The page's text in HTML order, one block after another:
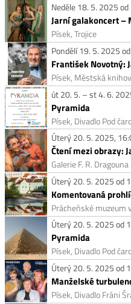
Neděle 18. 5. 2025
Jarní galakoncert –
Písek, Trojice
Pondělí 19. 5. 2025
František Novotný:
Písek, Městská
út 20. 5. – st 4. 6.
Pyramida
Písek, Divadlo Pod
Úterý 20. 5. 2025,
Galerie F. R. Dragouna
Úterý 20. 5. 2025 od
Komentovaná
Prácheňské muzeum
Úterý 20. 5. 2025 od
Pyramida
Písek, Divadlo Pod
Úterý 20. 5. 2025 od
Manželské
Písek, Divadlo Fráni